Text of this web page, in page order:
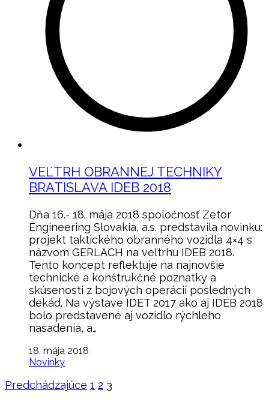
VEĽTRH OBRANNEJ TECHNIKY
BRATISLAVA IDEB 2018
Dňa 16.- 18. mája 2018 spoločnosť Zetor
Engineering Slovakia, a.s. predstavila novinku:
projekt taktického obranného vozidla 4×4 s
názvom GERLACH na veľtrhu IDEB 2018.
Tento koncept reflektuje na najnovšie
technické a konštrukčné poznatky a
skúsenosti z bojových operácií posledných
dekád. Na výstave IDET 2017 ako aj IDEB 2018
bolo predstavené aj vozidlo rýchleho
nasadenia, a…
18. mája 2018
Novinky
Predchádzajúce 1 2 3